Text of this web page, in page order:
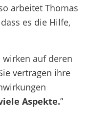
arbeitet Thomas
es die Hilfe,
auf deren
vertragen ihre
Aspekte.”